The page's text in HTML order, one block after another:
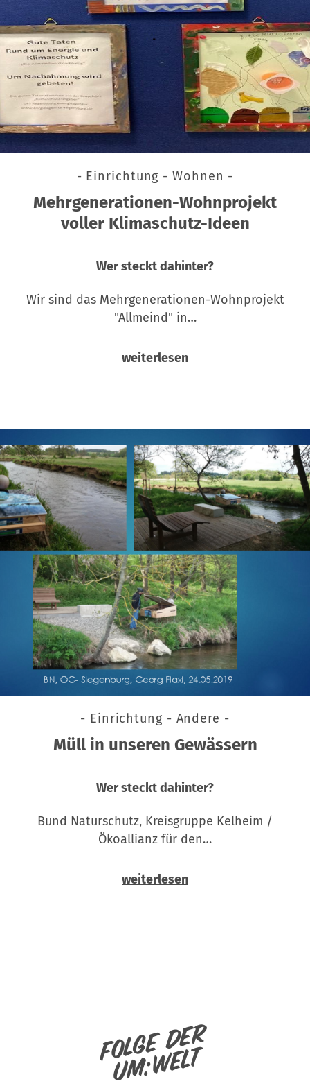
- Einrichtung - Wohnen -
Mehrgenerationen-Wohnprojekt
voller Klimaschutz-Ideen
Wer steckt dahinter?
Wir sind das Mehrgenerationen-Wohnprojekt
"Allmeind" in…
weiterlesen
- Einrichtung - Andere -
Müll in unseren Gewässern
Wer steckt dahinter?
Bund Naturschutz, Kreisgruppe Kelheim /
Ökoallianz für den…
weiterlesen
Folge der
um:welt